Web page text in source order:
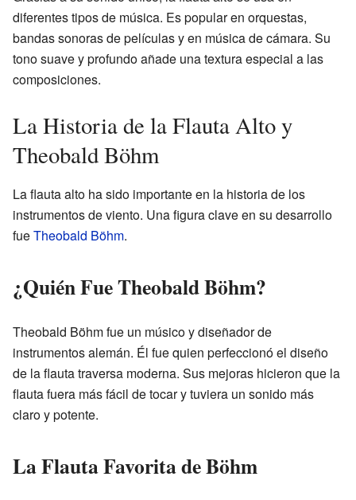
diferentes tipos de música. Es popular en orquestas,
bandas sonoras de películas y en música de cámara. Su
tono suave y profundo añade una textura especial a las
composiciones.
La Historia de la Flauta Alto y
Theobald Böhm
La flauta alto ha sido importante en la historia de los
instrumentos de viento. Una figura clave en su desarrollo
fueTheobald Böhm.
¿Quién Fue Theobald Böhm?
Theobald Böhm fue un músico y diseñador de
instrumentos alemán. Él fue quien perfeccionó el diseño
de la flauta traversa moderna. Sus mejoras hicieron que la
flauta fuera más fácil de tocar y tuviera un sonido más
claro y potente.
La Flauta Favorita de Böhm